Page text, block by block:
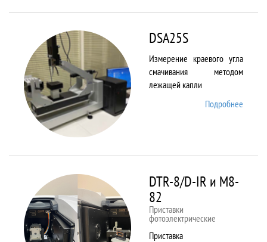
DSA25S
Измерение краевого угла
смачивания методом
лежащей капли
Подробнее
DTR-8/D-IR и М8-
82
Приставки
фотоэлектрические
Приставка